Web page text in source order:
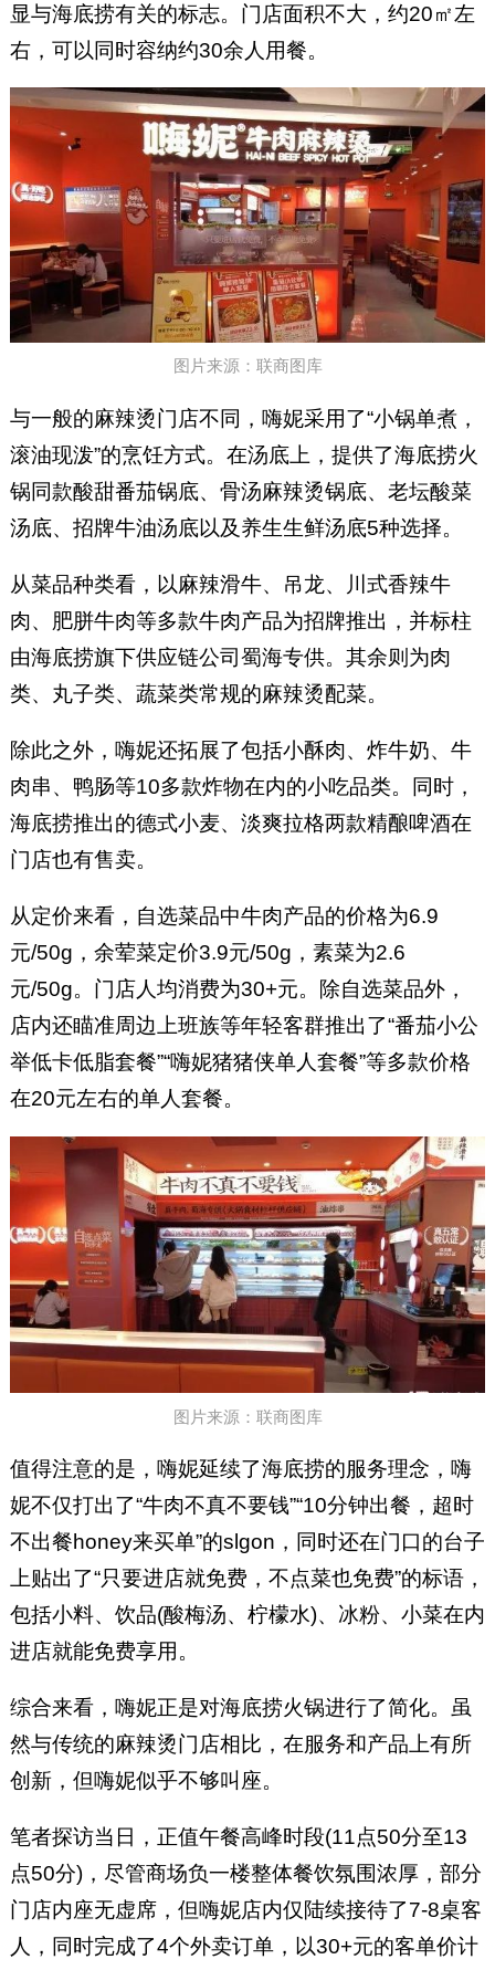
显与海底捞有关的标志。门店面积不大，约20㎡左
右，可以同时容纳约30余人用餐。
图片来源：联商图库
与一般的麻辣烫门店不同，嗨妮采用了“小锅单煮，
滚油现泼”的烹饪方式。在汤底上，提供了海底捞火
锅同款酸甜番茄锅底、骨汤麻辣烫锅底、老坛酸菜
汤底、招牌牛油汤底以及养生生鲜汤底5种选择。
从菜品种类看，以麻辣滑牛、吊龙、川式香辣牛
肉、肥胼牛肉等多款牛肉产品为招牌推出，并标柱
由海底捞旗下供应链公司蜀海专供。其余则为肉
类、丸子类、蔬菜类常规的麻辣烫配菜。
除此之外，嗨妮还拓展了包括小酥肉、炸牛奶、牛
肉串、鸭肠等10多款炸物在内的小吃品类。同时，
海底捞推出的德式小麦、淡爽拉格两款精酿啤酒在
门店也有售卖。
从定价来看，自选菜品中牛肉产品的价格为6.9
元/50g，余荤菜定价3.9元/50g，素菜为2.6
元/50g。门店人均消费为30+元。除自选菜品外，
店内还瞄准周边上班族等年轻客群推出了“番茄小公
举低卡低脂套餐”“嗨妮猪猪侠单人套餐”等多款价格
在20元左右的单人套餐。
图片来源：联商图库
值得注意的是，嗨妮延续了海底捞的服务理念，嗨
妮不仅打出了“牛肉不真不要钱”“10分钟出餐，超时
不出餐honey来买单”的slgon，同时还在门口的台子
上贴出了“只要进店就免费，不点菜也免费”的标语，
包括小料、饮品(酸梅汤、柠檬水)、冰粉、小菜在内
进店就能免费享用。
综合来看，嗨妮正是对海底捞火锅进行了简化。虽
然与传统的麻辣烫门店相比，在服务和产品上有所
创新，但嗨妮似乎不够叫座。
笔者探访当日，正值午餐高峰时段(11点50分至13
点50分)，尽管商场负一楼整体餐饮氛围浓厚，部分
门店内座无虚席，但嗨妮店内仅陆续接待了7-8桌客
人，同时完成了4个外卖订单，以30+元的客单价计